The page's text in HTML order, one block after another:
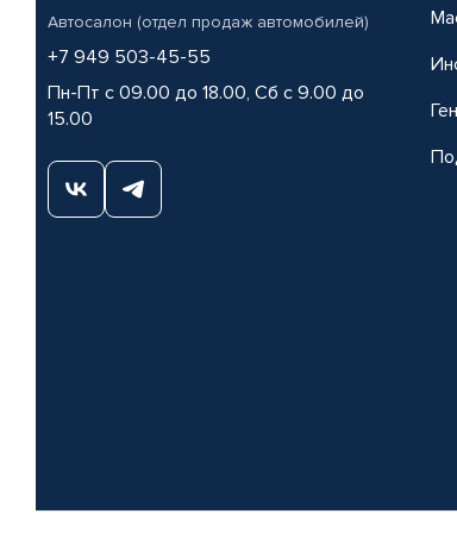
Автосалон (отдел продаж автомобилей)
+7 949 503-45-55
Пн-Пт с 09.00 до 18.00, Сб с 9.00 до
15.00